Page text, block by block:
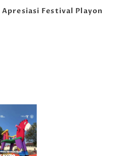
Festival Playon